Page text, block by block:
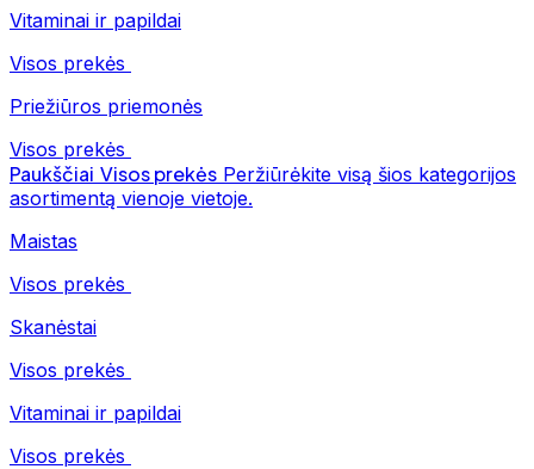
Vitaminai ir papildai
Visos prekės
Priežiūros priemonės
Visos prekės
Paukščiai Visos prekės Peržiūrėkite visą šios kategorijos
asortimentą vienoje vietoje.
Maistas
Visos prekės
Skanėstai
Visos prekės
Vitaminai ir papildai
Visos prekės